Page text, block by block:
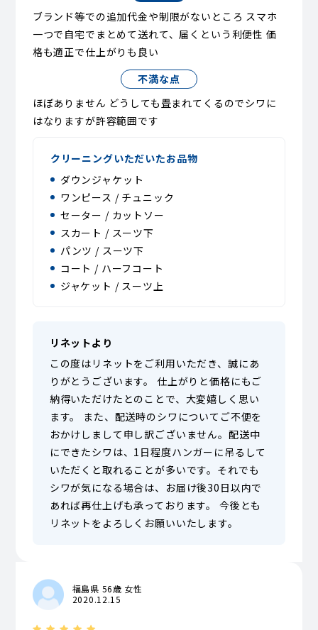
ブランド等での追加代金や制限がないところ スマホ
一つで自宅でまとめて送れて、届くという利便性 価
格も適正で仕上がりも良い
不満な点
ほぼありません どうしても畳まれてくるのでシワに
はなりますが許容範囲です
クリーニングいただいたお品物
ダウンジャケット
ワンピース / チュニック
セーター / カットソー
スカート / スーツ下
パンツ / スーツ下
コート / ハーフコート
ジャケット / スーツ上
リネットより
この度はリネットをご利用いただき、誠にあ
りがとうございます。 仕上がりと価格にもご
納得いただけたとのことで、大変嬉しく思い
ます。 また、配送時のシワについてご不便を
おかけしまして申し訳ございません。配送中
にできたシワは、1日程度ハンガーに吊るして
いただくと取れることが多いです。それでも
シワが気になる場合は、お届け後30日以内で
あれば再仕上げも承っております。 今後とも
リネットをよろしくお願いいたします。
福島県 56歳 女性
2020.12.15